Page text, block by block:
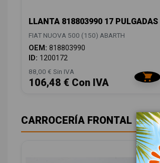
LLANTA 818803990 17 PULGADAS
FIAT NUOVA 500 (150) ABARTH
OEM: 818803990
ID: 1200172
88,00 € Sin IVA
106,48 € Con IVA
CARROCERÍA FRONTAL